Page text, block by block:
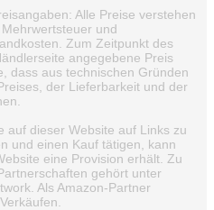
Alle Preise verstehen
und
Zum Zeitpunkt des
angegebene Preis
dass aus technischen Gründen
der Lieferbarkeit und der
auf dieser Website auf Links zu
und einen Kauf tätigen, kann
eine Provision erhält. Zu
gehört unter
Als Amazon-Partner